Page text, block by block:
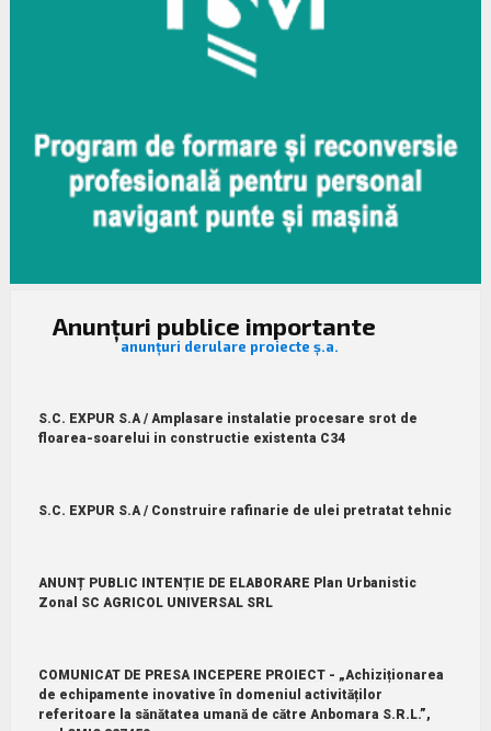
Anunțuri publice importante
anunțuri derulare proiecte ș.a.
S.C. EXPUR S.A / Amplasare instalatie procesare srot de
floarea-soarelui in constructie existenta C34
S.C. EXPUR S.A / Construire rafinarie de ulei pretratat tehnic
ANUNȚ PUBLIC INTENȚIE DE ELABORARE Plan Urbanistic
Zonal SC AGRICOL UNIVERSAL SRL
COMUNICAT DE PRESA INCEPERE PROIECT - „Achiziționarea
de echipamente inovative în domeniul activităților
referitoare la sănătatea umană de către Anbomara S.R.L.”,